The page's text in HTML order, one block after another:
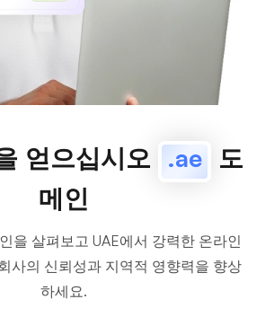
얻으십시오 .ae 도
메인
을 살펴보고 UAE에서 강력한 온라인
사의 신뢰성과 지역적 영향력을 향상
하세요.